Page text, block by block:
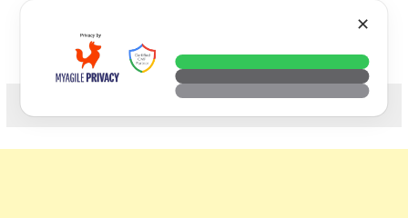
科技. 生活. 攝影.
✕